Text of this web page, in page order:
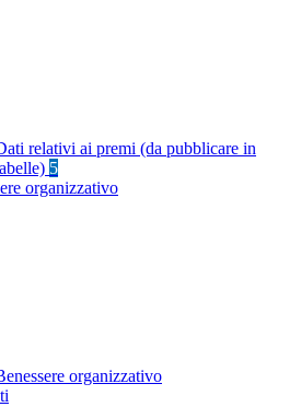
relativi ai premi (da pubblicare in
5
organizzativo
organizzativo